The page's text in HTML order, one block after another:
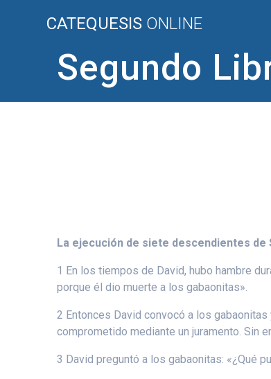
CATEQUESIS ONLINE
Segundo
La ejecución de siete descendientes de
1 En los tiempos de David, hubo hambre
porque él dio muerte a los gabaonitas».
2 Entonces David convocó a los
comprometido mediante un juramento. Sin
3 David preguntó a los gabaonitas: «¿Qué